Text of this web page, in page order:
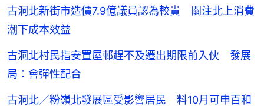
古洞北新街市造價7.9億議員認為較貴 關注北上消費
潮下成本效益
古洞北村民指安置屋邨趕不及遷出期限前入伙 發展
局：會彈性配合
古洞北／粉嶺北發展區受影響居民 料10月可申百和